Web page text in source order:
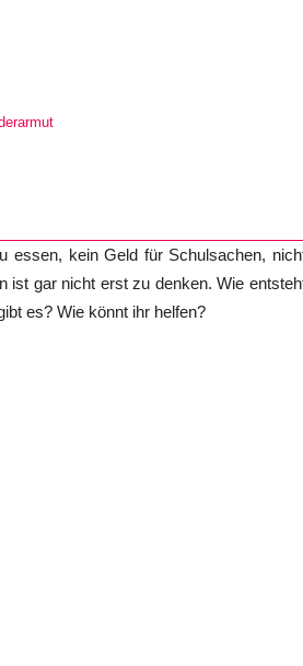
essen, kein Geld für Schulsachen,
ist gar nicht erst zu denken. Wie
es? Wie könnt ihr helfen?